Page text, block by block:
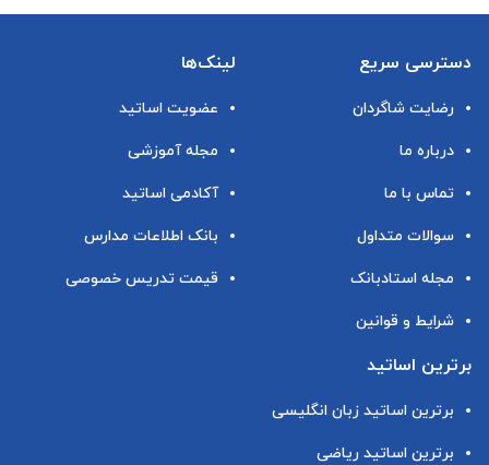
دسترسی سریع
رضایت شاگردان
درباره ما
تماس با ما
سوالات متداول
مجله استادبانک
شرایط و قوانین
لینک‌ها
عضویت اساتید
مجله آموزشی
آکادمی اساتید
بانک اطلاعات مدارس
قیمت تدریس خصوصی
برترین اساتید
برترین اساتید زبان انگلیسی
برترین اساتید ریاضی